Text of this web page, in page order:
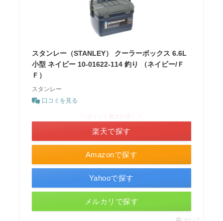
スタンレー（STANLEY） クーラーボックス 6.6L
小型 ネイビー 10-01622-114 釣り （ネイビー/Ｆ
Ｆ）
スタンレー
口コミを見る
Amazonで探す
楽天で探す
Yahooで探す
メルカリで探す
ポチップ